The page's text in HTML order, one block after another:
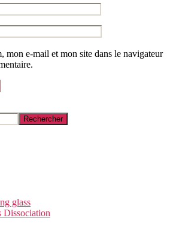
mon e-mail et mon site dans le navigateur
Rechercher
glass
Dissociation